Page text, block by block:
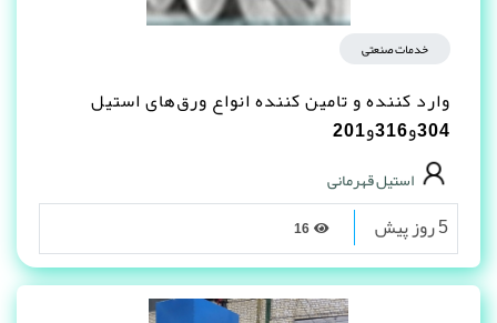
خدمات صنعتی
وارد کننده و تامین کننده انواع ورق‌های استیل
304و316و201
استیل قهرمانی
5 روز پیش